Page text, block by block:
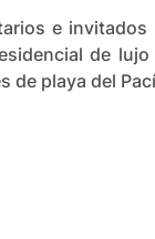
e
de
de playa del